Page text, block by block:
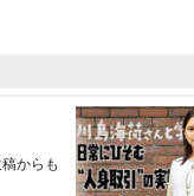
からも